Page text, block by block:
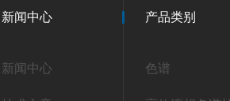
新闻中心
新闻中心
产品类别
色谱